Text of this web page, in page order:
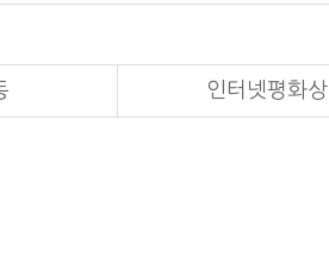
인터넷평화상